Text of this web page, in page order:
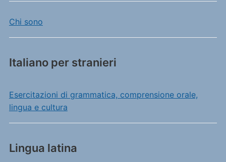
Chi sono
Italiano per stranieri
Esercitazioni di grammatica, comprensione orale,
lingua e cultura
Lingua latina